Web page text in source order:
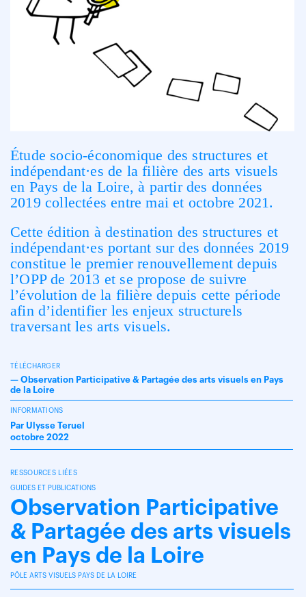
Étude socio‑économique des structures et
indépendant·es de la filière des arts visuels
en Pays de la Loire, à partir des données
2019 collectées entre mai et octobre 2021.
Cette édition à destination des structures et
indépendant·es portant sur des données 2019
constitue le premier renouvellement depuis
l’OPP de 2013 et se propose de suivre
l’évolution de la filière depuis cette période
afin d’identifier les enjeux structurels
traversant les arts visuels.
TÉLÉCHARGER
— Observation Participative & Partagée des arts visuels en Pays
de la Loire
INFORMATIONS
Par Ulysse Teruel
octobre 2022
RESSOURCES LIÉES
GUIDES ET PUBLICATIONS
Observation Participative
& Partagée des arts visuels
en Pays de la Loire
PÔLE ARTS VISUELS PAYS DE LA LOIRE